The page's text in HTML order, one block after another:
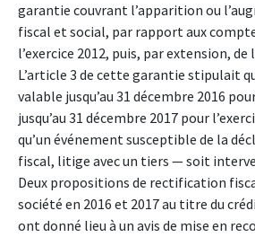
garantie couvrant l’apparition ou
fiscal et social, par rapport aux
l’exercice 2012, puis, par extension, de
L’article 3 de cette garantie stipulait
valable jusqu’au 31 décembre 2016
jusqu’au 31 décembre 2017 pour
qu’un événement susceptible de la
fiscal, litige avec un tiers — soit
Deux propositions de rectification
société en 2016 et 2017 au titre du
ont donné lieu à un avis de mise en